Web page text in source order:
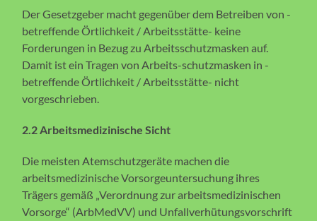
Der Gesetzgeber macht gegenüber dem Betreiben von -
betreffende Örtlichkeit / Arbeitsstätte- keine
Forderungen in Bezug zu Arbeitsschutzmasken auf.
Damit ist ein Tragen von Arbeits-schutzmasken in -
betreffende Örtlichkeit / Arbeitsstätte- nicht
vorgeschrieben.
2.2 Arbeitsmedizinische Sicht
Die meisten Atemschutzgeräte machen die
arbeitsmedizinische Vorsorgeuntersuchung ihres
Trägers gemäß „Verordnung zur arbeitsmedizinischen
Vorsorge“ (ArbMedVV) und Unfallverhütungsvorschrift